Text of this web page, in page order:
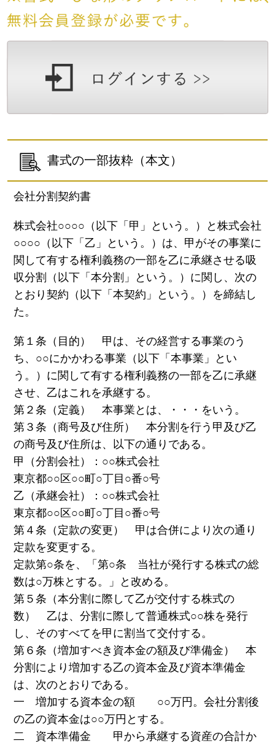
書式の一部抜粋（本文）
会社分割契約書
株式会社○○○○（以下「甲」という。）と株式会社
○○○○（以下「乙」という。）は、甲がその事業に
関して有する権利義務の一部を乙に承継させる吸
収分割（以下「本分割」という。）に関し、次の
とおり契約（以下「本契約」という。）を締結し
た。
第１条（目的） 甲は、その経営する事業のう
ち、○○にかかわる事業（以下「本事業」とい
う。）に関して有する権利義務の一部を乙に承継
させ、乙はこれを承継する。
第２条（定義） 本事業とは、・・・をいう。
第３条（商号及び住所） 本分割を行う甲及び乙
の商号及び住所は、以下の通りである。
甲（分割会社）：○○株式会社
東京都○○区○○町○丁目○番○号
乙（承継会社）：○○株式会社
東京都○○区○○町○丁目○番○号
第４条（定款の変更） 甲は合併により次の通り
定款を変更する。
定款第○条を、「第○条 当社が発行する株式の総
数は○万株とする。」と改める。
第５条（本分割に際して乙が交付する株式の
数） 乙は、分割に際して普通株式○○株を発行
し、そのすべてを甲に割当て交付する。
第６条（増加すべき資本金の額及び準備金） 本
分割により増加する乙の資本金及び資本準備金
は、次のとおりである。
一 増加する資本金の額 ○○万円。会社分割後
の乙の資本金は○○万円とする。
二 資本準備金 甲から承継する資産の合計か